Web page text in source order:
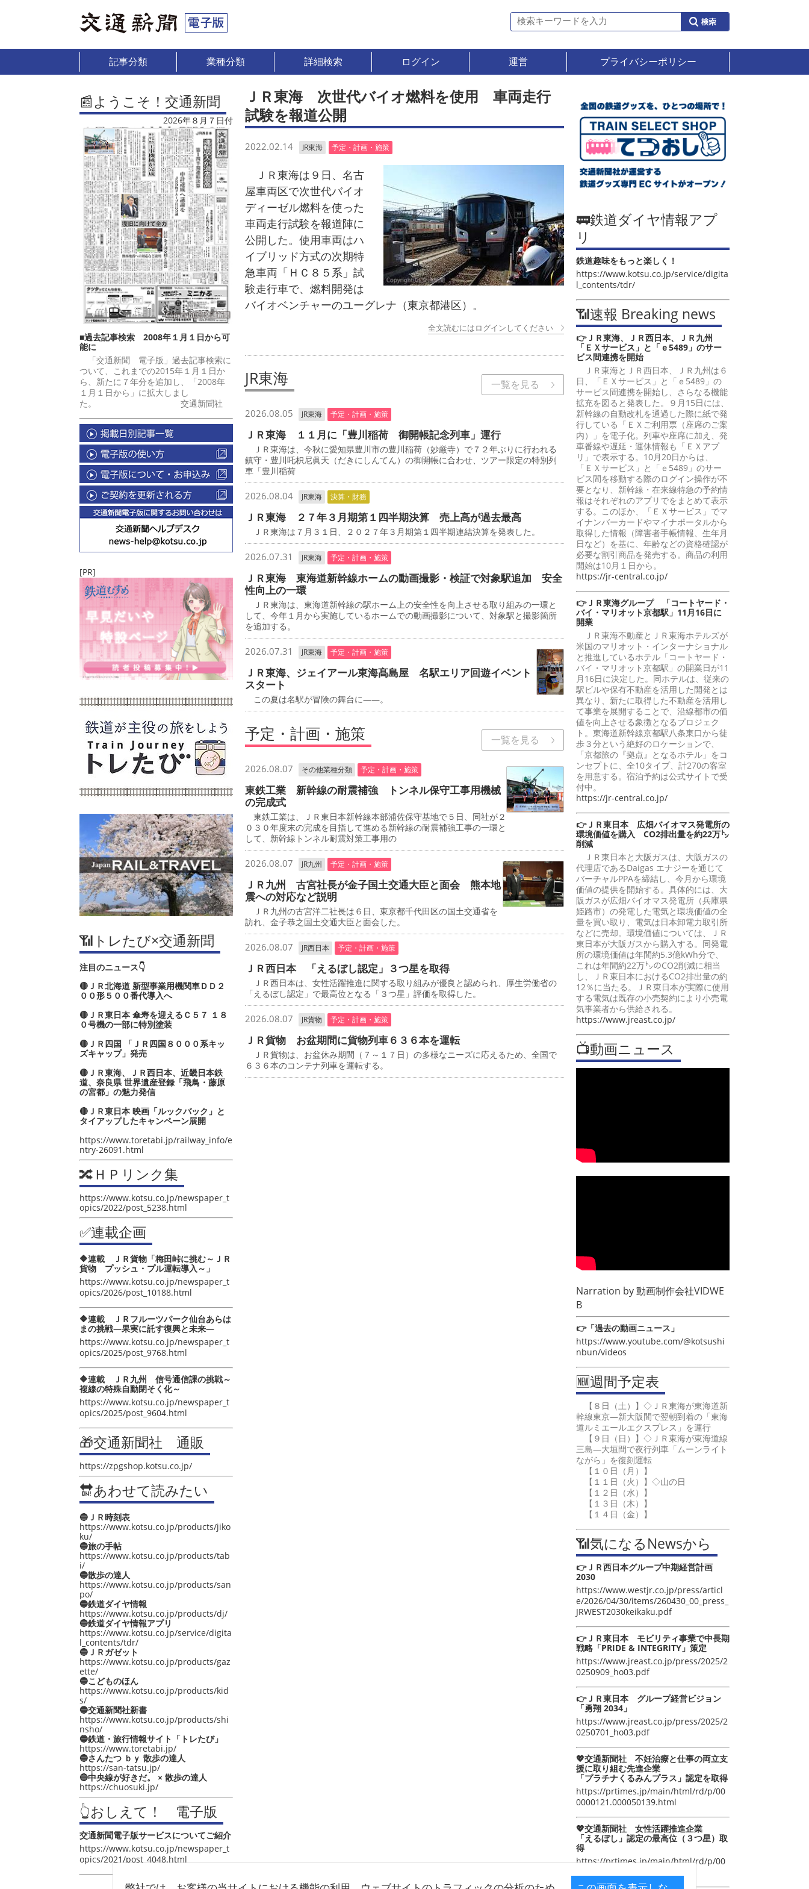
記事分類 業種分類 詳細検索 ログイン 運営 プライバシーポリシー
📰ようこそ！交通新聞
2026年８月７日付
■過去記事検索 2008年１月１日から可
能に
「交通新聞 電子版」過去記事検索に
ついて、これまでの2015年１月１日か
ら、新たに７年分を追加し、「2008年
１月１日から」に拡大しまし
た。 交通新聞社
[PR]
📶トレたび×交通新聞
注目のニュース👇
🔴ＪＲ北海道 新型事業用機関車ＤＤ２
００形５００番代導入へ
🔴ＪＲ東日本 傘寿を迎えるＣ５７ １８
０号機の一部に特別塗装
🔴ＪＲ四国 「ＪＲ四国８０００系キッ
ズキャップ」発売
🔴ＪＲ東海、ＪＲ西日本、近畿日本鉄
道、奈良県 世界遺産登録「飛鳥・藤原
の宮都」の魅力発信
🔴ＪＲ東日本 映画「ルックバック」と
タイアップしたキャンペーン展開
https://www.toretabi.jp/railway_info/e
ntry-26091.html
🔀ＨＰリンク集
https://www.kotsu.co.jp/newspaper_t
opics/2022/post_5238.html
✅連載企画
🔶連載 ＪＲ貨物「梅田峠に挑む～ＪＲ
貨物 プッシュ・プル運転導入～」
https://www.kotsu.co.jp/newspaper_t
opics/2026/post_10188.html
🔶連載 ＪＲフルーツパーク仙台あらは
まの挑戦―果実に託す復興と未来―
https://www.kotsu.co.jp/newspaper_t
opics/2025/post_9768.html
🔶連載 ＪＲ九州 信号通信課の挑戦～
複線の特殊自動閉そく化～
https://www.kotsu.co.jp/newspaper_t
opics/2025/post_9604.html
🎁交通新聞社 通販
https://zpgshop.kotsu.co.jp/
🔛あわせて読みたい
🔵ＪＲ時刻表
https://www.kotsu.co.jp/products/jiko
ku/
🔵旅の手帖
https://www.kotsu.co.jp/products/tab
i/
🔵散歩の達人
https://www.kotsu.co.jp/products/san
po/
🔵鉄道ダイヤ情報
https://www.kotsu.co.jp/products/dj/
🔵鉄道ダイヤ情報アプリ
https://www.kotsu.co.jp/service/digita
l_contents/tdr/
🔵ＪＲガゼット
https://www.kotsu.co.jp/products/gaz
ette/
🔵こどものほん
https://www.kotsu.co.jp/products/kid
s/
🔵交通新聞社新書
https://www.kotsu.co.jp/products/shi
nsho/
🔵鉄道・旅行情報サイト「トレたび」
https://www.toretabi.jp/
🔵さんたつ ｂｙ 散歩の達人
https://san-tatsu.jp/
🔵中央線が好きだ。 × 散歩の達人
https://chuosuki.jp/
👆おしえて！ 電子版
交通新聞電子版サービスについてご紹介
https://www.kotsu.co.jp/newspaper_t
opics/2021/post_4048.html
ＪＲ東海 次世代バイオ燃料を使用 車両走行
試験を報道公開
2022.02.14 JR東海 予定・計画・施策
ＪＲ東海は９日、名古
屋車両区で次世代バイオ
ディーゼル燃料を使った
車両走行試験を報道陣に
公開した。使用車両はハ
イブリッド方式の次期特
急車両「ＨＣ８５系」試
験走行車で、燃料開発は
バイオベンチャーのユーグレナ（東京都港区）。
全文読むにはログインしてください
JR東海 一覧を見る
2026.08.05 JR東海 予定・計画・施策
ＪＲ東海 １１月に「豊川稲荷 御開帳記念列車」運行
ＪＲ東海は、今秋に愛知県豊川市の豊川稲荷（妙厳寺）で７２年ぶりに行われる
鎮守・豊川吒枳尼眞天（だきにしんてん）の御開帳に合わせ、ツアー限定の特別列
車「豊川稲荷
2026.08.04 JR東海 決算・財務
ＪＲ東海 ２７年３月期第１四半期決算 売上高が過去最高
ＪＲ東海は７月３１日、２０２７年３月期第１四半期連結決算を発表した。
2026.07.31 JR東海 予定・計画・施策
ＪＲ東海 東海道新幹線ホームの動画撮影・検証で対象駅追加 安全
性向上の一環
ＪＲ東海は、東海道新幹線の駅ホーム上の安全性を向上させる取り組みの一環と
して、今年１月から実施しているホームでの動画撮影について、対象駅と撮影箇所
を追加する。
2026.07.31 JR東海 予定・計画・施策
ＪＲ東海、ジェイアール東海髙島屋 名駅エリア回遊イベント
スタート
この夏は名駅が冒険の舞台に――。
予定・計画・施策 一覧を見る
2026.08.07 その他業種分類 予定・計画・施策
東鉄工業 新幹線の耐震補強 トンネル保守工事用機械
の完成式
東鉄工業は、ＪＲ東日本新幹線本部浦佐保守基地で５日、同社が２
０３０年度末の完成を目指して進める新幹線の耐震補強工事の一環と
して、新幹線トンネル耐震対策工事用の
2026.08.07 JR九州 予定・計画・施策
ＪＲ九州 古宮社長が金子国土交通大臣と面会 熊本地
震への対応など説明
ＪＲ九州の古宮洋二社長は６日、東京都千代田区の国土交通省を
訪れ、金子恭之国土交通大臣と面会した。
2026.08.07 JR西日本 予定・計画・施策
ＪＲ西日本 「えるぼし認定」３つ星を取得
ＪＲ西日本は、女性活躍推進に関する取り組みが優良と認められ、厚生労働省の
「えるぼし認定」で最高位となる「３つ星」評価を取得した。
2026.08.07 JR貨物 予定・計画・施策
ＪＲ貨物 お盆期間に貨物列車６３６本を運転
ＪＲ貨物は、お盆休み期間（７～１７日）の多様なニーズに応えるため、全国で
６３６本のコンテナ列車を運転する。
🚃鉄道ダイヤ情報アプ
リ
鉄道趣味をもっと楽しく！
https://www.kotsu.co.jp/service/digita
l_contents/tdr/
📶速報 Breaking news
👉ＪＲ東海、ＪＲ西日本、ＪＲ九州
「ＥＸサービス」と「ｅ5489」のサー
ビス間連携を開始
ＪＲ東海とＪＲ西日本、ＪＲ九州は６
日、「ＥＸサービス」と「ｅ5489」の
サービス間連携を開始し、さらなる機能
拡充を図ると発表した。９月15日には、
新幹線の自動改札を通過した際に紙で発
行している「ＥＸご利用票（座席のご案
内）」を電子化。列車や座席に加え、発
車番線や遅延・運休情報も「ＥＸアプ
リ」で表示する。10月20日からは、
「ＥＸサービス」と「ｅ5489」のサー
ビス間を移動する際のログイン操作が不
要となり、新幹線・在来線特急の予約情
報はそれぞれのアプリでをまとめて表示
する。このほか、「ＥＸサービス」でマ
イナンバーカードやマイナポータルから
取得した情報（障害者手帳情報、生年月
日など）を基に、年齢などの資格確認が
必要な割引商品を発売する。商品の利用
開始は10月１日から。
https://jr-central.co.jp/
👉ＪＲ東海グループ 「コートヤード・
バイ・マリオット京都駅」11月16日に
開業
ＪＲ東海不動産とＪＲ東海ホテルズが
米国のマリオット・インターナショナル
と推進しているホテル「コートヤード・
バイ・マリオット京都駅」の開業日が11
月16日に決定した。同ホテルは、従来の
駅ビルや保有不動産を活用した開発とは
異なり、新たに取得した不動産を活用し
て事業を展開することで、沿線都市の価
値を向上させる象徴となるプロジェク
ト。東海道新幹線京都駅八条東口から徒
歩３分という絶好のロケーションで、
「京都旅の『拠点』となるホテル」をコ
ンセプトに、全10タイプ、計270の客室
を用意する。宿泊予約は公式サイトで受
付中。
https://jr-central.co.jp/
👉ＪＲ東日本 広畑バイオマス発電所の
環境価値を購入 CO2排出量を約22万㌧
削減
ＪＲ東日本と大阪ガスは、大阪ガスの
代理店であるDaigas エナジーを通じて
バーチャルPPAを締結し、今月から環境
価値の提供を開始する。具体的には、大
阪ガスが広畑バイオマス発電所（兵庫県
姫路市）の発電した電気と環境価値の全
量を買い取り、電気は日本卸電力取引所
などに売却。環境価値については、ＪＲ
東日本が大阪ガスから購入する。同発電
所の環境価値は年間約5.3億kWh分で、
これは年間約22万㌧のCO2削減に相当
し、ＪＲ東日本におけるCO2排出量の約
12％に当たる。ＪＲ東日本が実際に使用
する電気は既存の小売契約により小売電
気事業者から供給される。
https://www.jreast.co.jp/
📺動画ニュース
Narration by動画制作会社VIDWE
B
👉「過去の動画ニュース」
https://www.youtube.com/@kotsushi
nbun/videos
🆕週間予定表
【８日（土）】◇ＪＲ東海が東海道新
幹線東京―新大阪間で翌朝到着の「東海
道ルミエールエクスプレス」を運行
【９日（日）】◇ＪＲ東海が東海道線
三島―大垣間で夜行列車「ムーンライト
ながら」を復刻運転
【１０日（月）】
【１１日（火）】◇山の日
【１２日（水）】
【１３日（木）】
【１４日（金）】
📶気になるNewsから
👉ＪＲ西日本グループ中期経営計画
2030
https://www.westjr.co.jp/press/articl
e/2026/04/30/items/260430_00_press_
JRWEST2030keikaku.pdf
👉ＪＲ東日本 モビリティ事業で中長期
戦略「PRIDE & INTEGRITY」策定
https://www.jreast.co.jp/press/2025/2
0250909_ho03.pdf
👉ＪＲ東日本 グループ経営ビジョン
「勇翔 2034」
https://www.jreast.co.jp/press/2025/2
0250701_ho03.pdf
💖交通新聞社 不妊治療と仕事の両立支
援に取り組む先進企業
「プラチナくるみんプラス」認定を取得
https://prtimes.jp/main/html/rd/p/00
0000121.000050139.html
💖交通新聞社 女性活躍推進企業
「えるぼし」認定の最高位（３つ星）取
得
https://prtimes.jp/main/html/rd/p/00